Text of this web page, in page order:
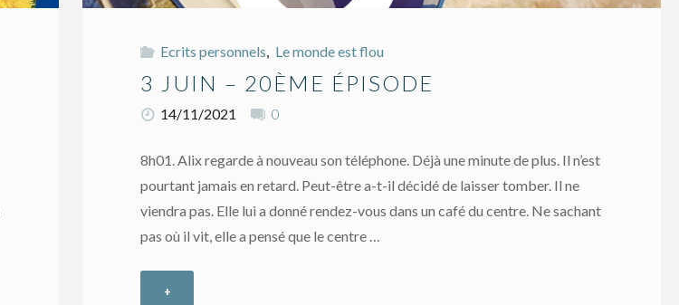
Ecrits personnels Le monde est flou
3 JUIN – 20ÈME ÉPISODE
14/11/2021 0
8h01. Alix regarde à nouveau son téléphone. Déjà une minute de plus. Il n’est
pourtant jamais en retard. Peut-être a-t-il décidé de laisser tomber. Il ne
viendra pas. Elle lui a donné rendez-vous dans un café du centre. Ne sachant
pas où il vit, elle a pensé que le centre …
+"3